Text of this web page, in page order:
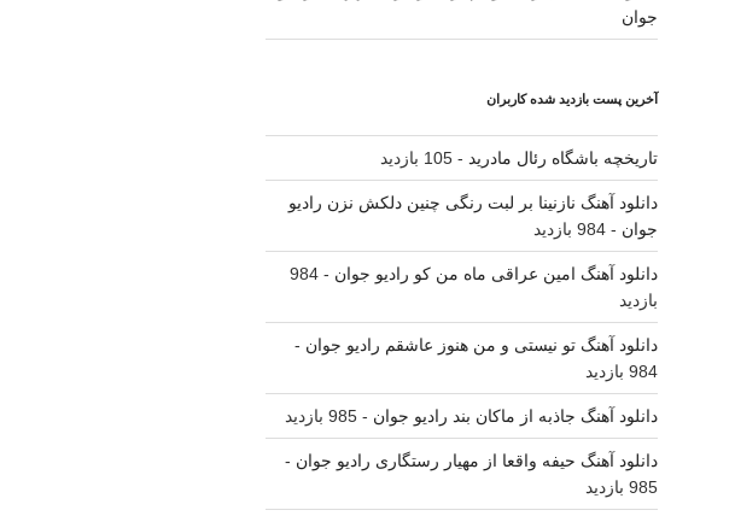
جوان
آخرین پست بازدید شده کاربران
تاریخچه باشگاه رئال مادرید - 105 بازدید
دانلود آهنگ نازنینا بر لبت رنگی چنین دلکش نزن رادیو
جوان - 984 بازدید
دانلود آهنگ امین عراقی ماه من کو رادیو جوان
- 984
بازدید
دانلود آهنگ تو نیستی و من هنوز عاشقم رادیو جوان -
984 بازدید
دانلود آهنگ جاذبه از ماکان بند رادیو جوان - 985 بازدید
دانلود آهنگ حیفه واقعا از مهیار رستگاری رادیو جوان -
985 بازدید